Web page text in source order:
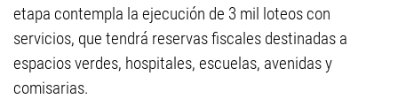
etapa contempla la ejecución de 3 mil loteos con
servicios, que tendrá reservas fiscales destinadas a
espacios verdes, hospitales, escuelas, avenidas y
comisarias.